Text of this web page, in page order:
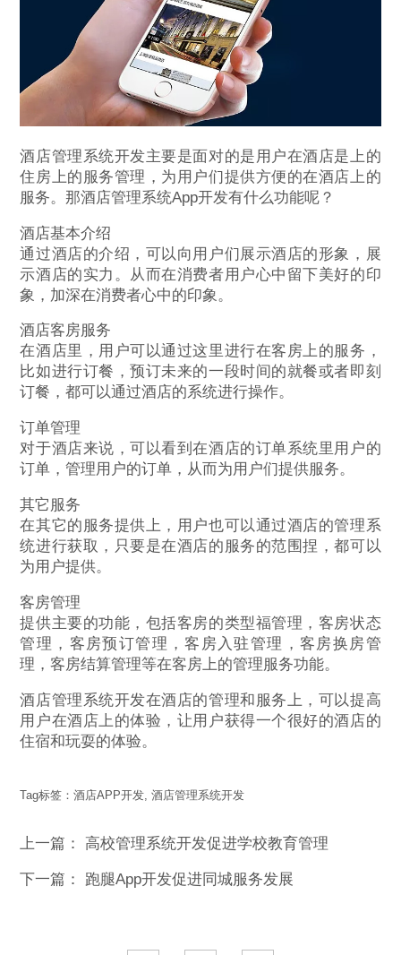
酒店管理系统开发主要是面对的是用户在酒店是上的
住房上的服务管理，为用户们提供方便的在酒店上的
服务。那酒店管理系统App开发有什么功能呢？
酒店基本介绍
通过酒店的介绍，可以向用户们展示酒店的形象，展
示酒店的实力。从而在消费者用户心中留下美好的印
象，加深在消费者心中的印象。
酒店客房服务
在酒店里，用户可以通过这里进行在客房上的服务，
比如进行订餐，预订未来的一段时间的就餐或者即刻
订餐，都可以通过酒店的系统进行操作。
订单管理
对于酒店来说，可以看到在酒店的订单系统里用户的
订单，管理用户的订单，从而为用户们提供服务。
其它服务
在其它的服务提供上，用户也可以通过酒店的管理系
统进行获取，只要是在酒店的服务的范围捏，都可以
为用户提供。
客房管理
提供主要的功能，包括客房的类型福管理，客房状态
管理，客房预订管理，客房入驻管理，客房换房管
理，客房结算管理等在客房上的管理服务功能。
酒店管理系统开发在酒店的管理和服务上，可以提高
用户在酒店上的体验，让用户获得一个很好的酒店的
住宿和玩耍的体验。
Tag标签：酒店APP开发 ,酒店管理系统开发
上一篇： 高校管理系统开发促进学校教育管理
下一篇： 跑腿App开发促进同城服务发展